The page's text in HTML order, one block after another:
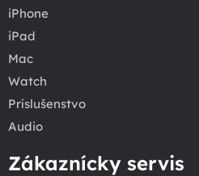
iPhone
iPad
Mac
Watch
Príslušenstvo
Audio
Zákaznícky servis